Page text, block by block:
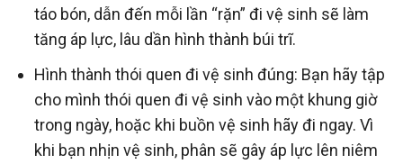
táo bón, dẫn đến mỗi lần “rặn” đi vệ sinh sẽ làm
tăng áp lực, lâu dần hình thành búi trĩ.
Hình thành thói quen đi vệ sinh đúng: Bạn hãy tập
cho mình thói quen đi vệ sinh vào một khung giờ
trong ngày, hoặc khi buồn vệ sinh hãy đi ngay. Vì
khi bạn nhịn vệ sinh, phân sẽ gây áp lực lên niêm